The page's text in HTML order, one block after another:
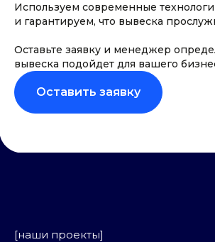
Используем современные
и гарантируем, что вывеска
Оставьте заявку и менеджер
вывеска подойдет для вашего
Оставить заявку
[наши проекты]